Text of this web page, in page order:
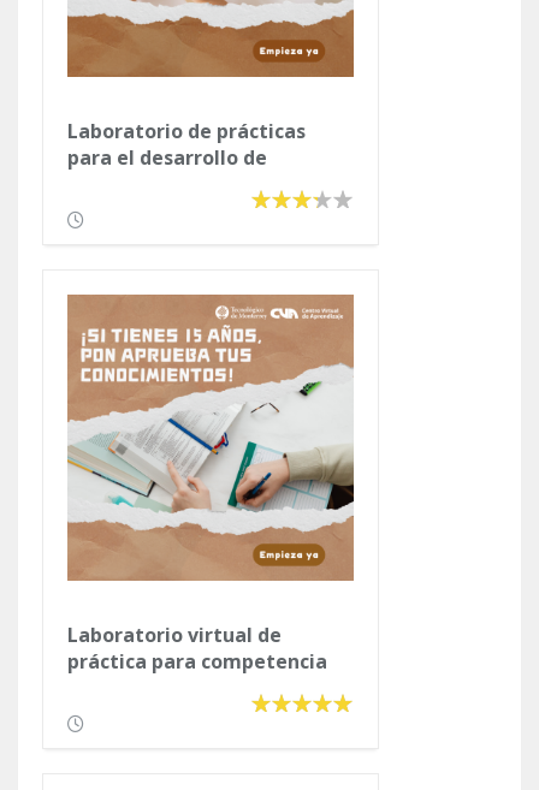
Laboratorio de prácticas
para el desarrollo de
habilidades cognitivas,
matemáticas y de
razonamiento verbal
Laboratorio virtual de
práctica para competencia
lectora y ejercicios de
competencia matemática.